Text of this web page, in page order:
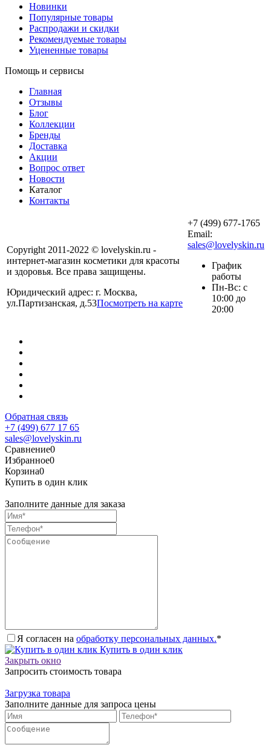
Новинки
Популярные товары
Распродажи и скидки
Рекомендуемые товары
Уцененные товары
Помощь и сервисы
Главная
Отзывы
Блог
Коллекции
Бренды
Доставка
Акции
Вопрос ответ
Новости
Каталог
Контакты
Copyright 2011-2022 © lovelyskin.ru -
интернет-магазин косметики для красоты
и здоровья. Все права защищены.
Юридический адрес: г. Москва,
ул.Партизанская, д.53Посмотреть на карте
+7 (499) 677-1765
Email:
sales@lovelyskin.ru
График
работы
Пн-Вс: с
10:00 до
20:00
Обратная связь
+7 (499) 677 17 65
sales@lovelyskin.ru
Сравнение0
Избранное0
Корзина0
Купить в один клик
Заполните данные для заказа
Я согласен на обработку персональных данных.*
Купить в один клик
Закрыть окно
Запросить стоимость товара
Загрузка товара
Заполните данные для запроса цены